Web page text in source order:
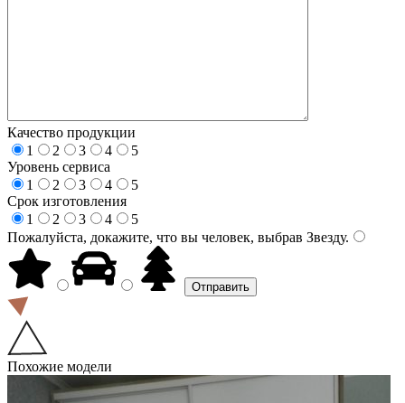
Качество продукции
1
2 3 4
5
Уровень сервиса
1
2 3 4
5
Срок изготовления
1
2 3 4
5
Пожалуйста, докажите, что вы человек, выбрав Звезду.
Похожие модели